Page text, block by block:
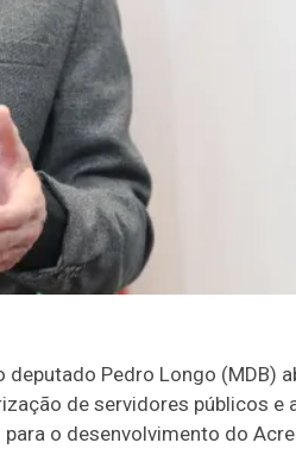
Pedro Longo (MDB)
de servidores públicos e
o desenvolvimento do